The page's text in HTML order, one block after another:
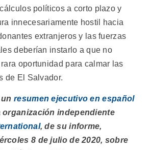
políticos a corto plazo y
innecesariamente hostil hacia
extranjeros y las fuerzas
deberían instarlo a que no
oportunidad para calmar las
de El Salvador.
unresumen ejecutivo en español
independiente
, de su informe,
8 de julio de 2020, sobre